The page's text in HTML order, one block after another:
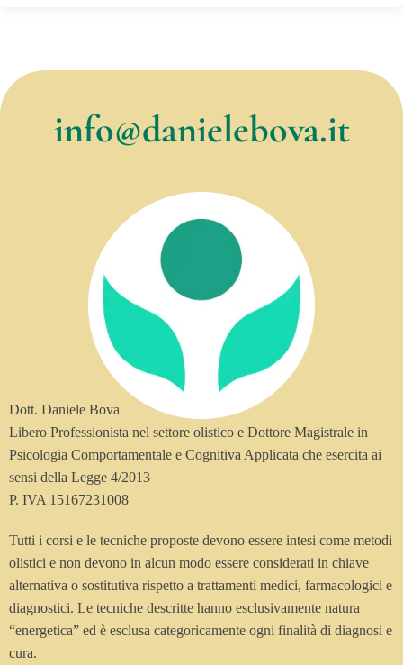
info@danielebova.it
Dott. Daniele Bova
Libero Professionista nel settore olistico e Dottore Magistrale in
Psicologia Comportamentale e Cognitiva Applicata che esercita ai
sensi della Legge 4/2013
P. IVA 15167231008
Tutti i corsi e le tecniche proposte devono essere intesi come metodi
olistici e non devono in alcun modo essere considerati in chiave
alternativa o sostitutiva rispetto a trattamenti medici, farmacologici e
diagnostici. Le tecniche descritte hanno esclusivamente natura
“energetica” ed è esclusa categoricamente ogni finalità di diagnosi e
cura.